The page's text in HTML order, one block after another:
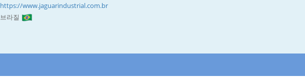
https://www.jaguarindustrial.com.br
브라질